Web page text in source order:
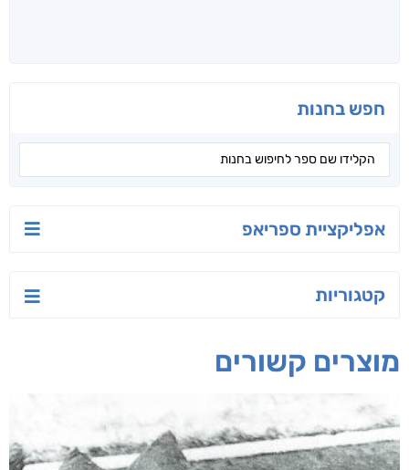
חפש בחנות
אפליקציית ספריאפ
קטגוריות
מוצרים קשורים